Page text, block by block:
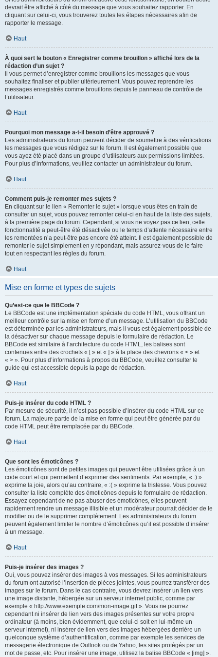
devrait être affiché à côté du message que vous souhaitez rapporter. En
cliquant sur celui-ci, vous trouverez toutes les étapes nécessaires afin de
rapporter le message.
Haut
À quoi sert le bouton « Enregistrer comme brouillon » affiché lors de la
rédaction d’un sujet ?
Il vous permet d’enregistrer comme brouillons les messages que vous
souhaitez finaliser et publier ultérieurement. Vous pouvez reprendre les
messages enregistrés comme brouillons depuis le panneau de contrôle de
l’utilisateur.
Haut
Pourquoi mon message a-t-il besoin d’être approuvé ?
Les administrateurs du forum peuvent décider de soumettre à des vérifications
les messages que vous rédigez sur le forum. Il est également possible que
vous ayez été placé dans un groupe d’utilisateurs aux permissions limitées.
Pour plus d’informations, veuillez contacter un administrateur du forum.
Haut
Comment puis-je remonter mes sujets ?
En cliquant sur le lien « Remonter le sujet » lorsque vous êtes en train de
consulter un sujet, vous pouvez remonter celui-ci en haut de la liste des sujets,
à la première page du forum. Cependant, si vous ne voyez pas ce lien, cette
fonctionnalité a peut-être été désactivée ou le temps d’attente nécessaire entre
les remontées n’a peut-être pas encore été atteint. Il est également possible de
remonter le sujet simplement en y répondant, mais assurez-vous de le faire
tout en respectant les règles du forum.
Haut
Mise en forme et types de sujets
Qu’est-ce que le BBCode ?
Le BBCode est une implémentation spéciale du code HTML, vous offrant un
meilleur contrôle sur la mise en forme d’un message. L’utilisation du BBCode
est déterminée par les administrateurs, mais il vous est également possible de
la désactiver sur chaque message depuis le formulaire de rédaction. Le
BBCode est similaire à l’architecture du code HTML, les balises sont
contenues entre des crochets « [ » et « ] » à la place des chevrons « < » et
« > ». Pour plus d’informations à propos du BBCode, veuillez consulter le
guide qui est accessible depuis la page de rédaction.
Haut
Puis-je insérer du code HTML ?
Par mesure de sécurité, il n’est pas possible d’insérer du code HTML sur ce
forum. La majeure partie de la mise en forme qui peut être générée par du
code HTML peut être remplacée par du BBCode.
Haut
Que sont les émoticônes ?
Les émoticônes sont de petites images qui peuvent être utilisées grâce à un
code court et qui permettent d’exprimer des sentiments. Par exemple, « :) »
exprime la joie, alors qu’au contraire, « :( » exprime la tristesse. Vous pouvez
consulter la liste complète des émoticônes depuis le formulaire de rédaction.
Essayez cependant de ne pas abuser des émoticônes, elles peuvent
rapidement rendre un message illisible et un modérateur pourrait décider de le
modifier ou de le supprimer complètement. Les administrateurs du forum
peuvent également limiter le nombre d’émoticônes qu’il est possible d’insérer
à un message.
Haut
Puis-je insérer des images ?
Oui, vous pouvez insérer des images à vos messages. Si les administrateurs
du forum ont autorisé l’insertion de pièces jointes, vous pourrez transférer des
images sur le forum. Dans le cas contraire, vous devrez insérer un lien vers
une image distante, hébergée sur un serveur internet public, comme par
exemple « http://www.exemple.com/mon-image.gif ». Vous ne pourrez
cependant ni insérer de lien vers des images présentes sur votre propre
ordinateur (à moins, bien évidemment, que celui-ci soit en lui-même un
serveur internet), ni insérer de lien vers des images hébergées derrière un
quelconque système d’authentification, comme par exemple les services de
messagerie électronique de Outlook ou de Yahoo, les sites protégés par un
mot de passe, etc. Pour insérer une image, utilisez la balise BBCode « [img] ».